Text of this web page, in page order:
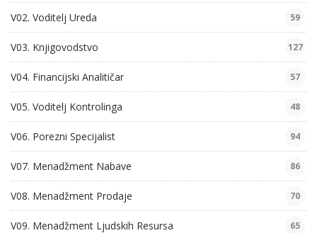
V02. Voditelj Ureda 59
V03. Knjigovodstvo 127
V04. Financijski Analitičar 57
V05. Voditelj Kontrolinga 48
V06. Porezni Specijalist 94
V07. Menadžment Nabave 86
V08. Menadžment Prodaje 70
V09. Menadžment Ljudskih Resursa 65